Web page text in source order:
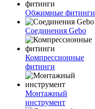
Обжимные фитинги
Соединения Gebo
Компрессионные
фитинги
Монтажный
инструмент